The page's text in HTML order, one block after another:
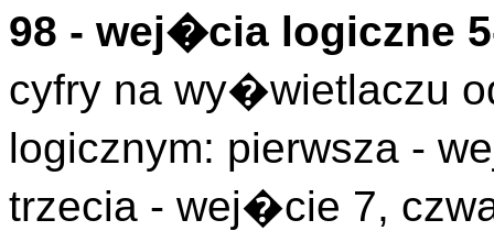
98 - wej�cia logiczne
cyfry na wy�wietlaczu
logicznym: pierwsza -
trzecia - wej�cie 7,